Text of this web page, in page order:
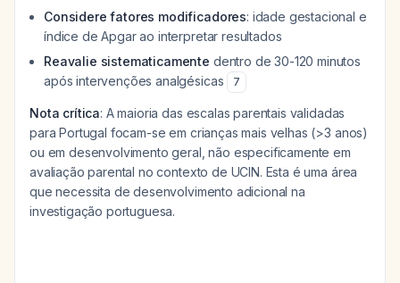
Considere fatores modificadores: idade gestacional e
índice de Apgar ao interpretar resultados
Reavalie sistematicamente dentro de 30-120 minutos
após intervenções analgésicas
7
Nota crítica: A maioria das escalas parentais validadas
para Portugal focam-se em crianças mais velhas (>3 anos)
ou em desenvolvimento geral, não especificamente em
avaliação parental no contexto de UCIN. Esta é uma área
que necessita de desenvolvimento adicional na
investigação portuguesa.